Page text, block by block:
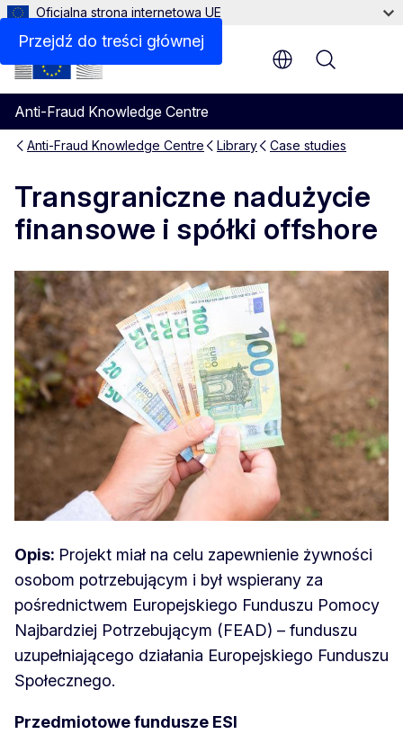
Przejdź do treści głównej
Oficjalna strona internetowa UE
Anti-Fraud Knowledge Centre
Menu
Anti-Fraud Knowledge Centre Library Case studies
Transgraniczne nadużycie
finansowe i spółki offshore
Opis: Projekt miał na celu zapewnienie żywności
osobom potrzebującym i był wspierany za
pośrednictwem Europejskiego Funduszu Pomocy
Najbardziej Potrzebującym (FEAD) – funduszu
uzupełniającego działania Europejskiego Funduszu
Społecznego.
Przedmiotowe fundusze ESI